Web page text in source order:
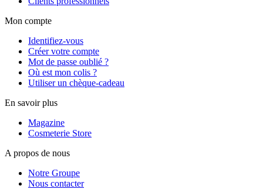
Mon compte
Identifiez-vous
Créer votre compte
Mot de passe oublié ?
Où est mon colis ?
Utiliser un chèque-cadeau
En savoir plus
Magazine
Cosmeterie Store
A propos de nous
Notre Groupe
Nous contacter